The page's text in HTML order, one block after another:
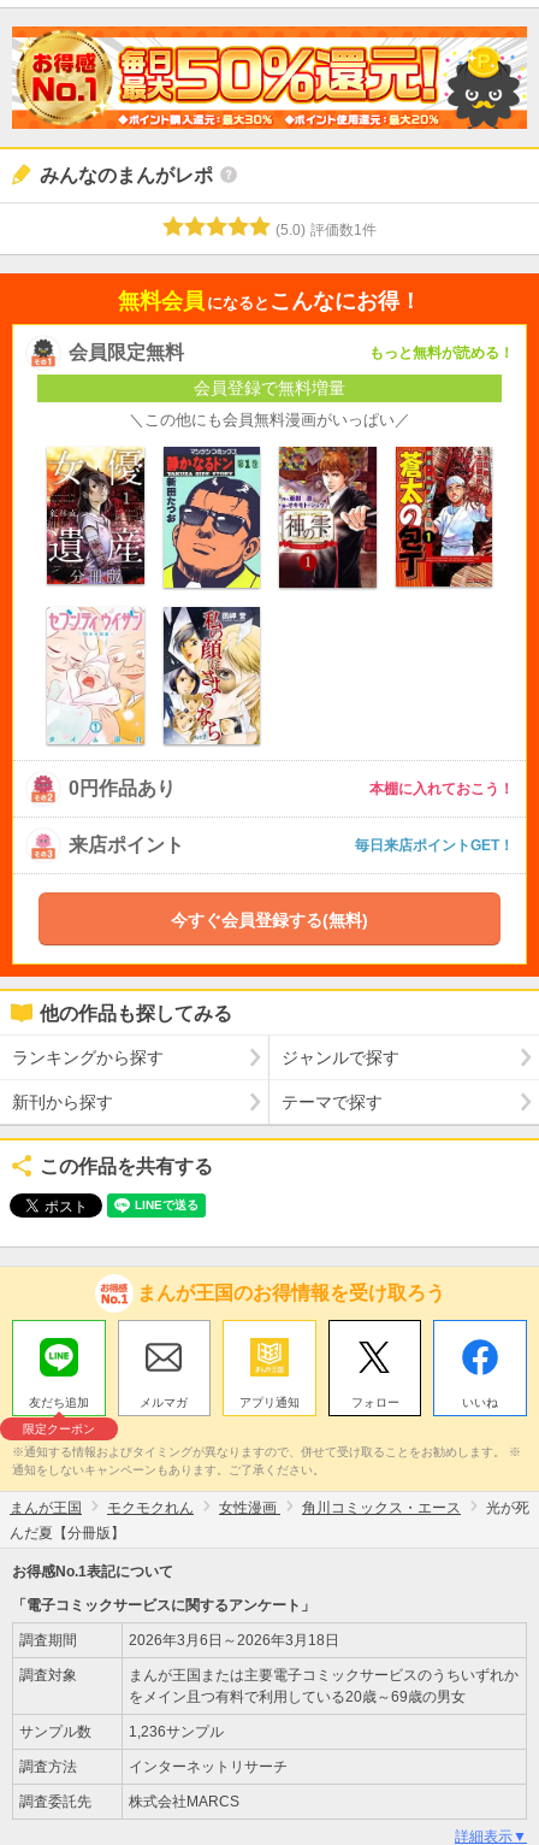
みんなのまんがレポ
(5.0) 評価数1件
無料会員 になると こんなにお得！
会員限定無料 もっと無料が読める！
会員登録で無料増量
＼この他にも会員無料漫画がいっぱい／
0円作品あり 本棚に入れておこう！
来店ポイント 毎日来店ポイントGET！
今すぐ会員登録する(無料)
他の作品も探してみる
ランキングから探す ジャンルで探す
新刊から探す テーマで探す
この作品を共有する
まんが王国のお得情報を受け取ろう
友だち追加
限定クーポン
メルマガ アプリ通知 フォロー いいね
※通知する情報およびタイミングが異なりますので、併せて受け取ることをお勧めします。 ※
通知をしないキャンペーンもあります。ご了承ください。
まんが王国 モクモクれん 女性漫画 角川コミックス・エース
光が死
んだ夏【分冊版】
お得感No.1表記について
「電子コミックサービスに関するアンケート」
調査期間 2026年3月6日～2026年3月18日
調査対象
まんが王国または主要電子コミックサービスのうちいずれか
をメイン且つ有料で利用している20歳～69歳の男女
サンプル数 1,236サンプル
調査方法 インターネットリサーチ
調査委託先 株式会社MARCS
詳細表示▼